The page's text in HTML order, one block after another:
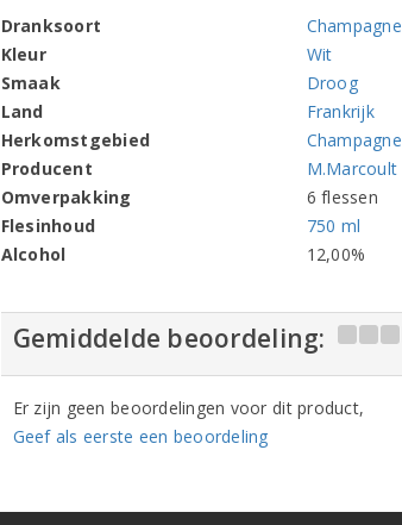
Dranksoort
Champagne
Kleur
Wit
Smaak
Droog
Land
Frankrijk
Herkomstgebied
Champagne
Producent
M.Marcoult
Omverpakking
6 flessen
Flesinhoud
750 ml
Alcohol
12,00%
Gemiddelde beoordeling:
Er zijn geen beoordelingen voor dit product,
Geef als eerste een beoordeling